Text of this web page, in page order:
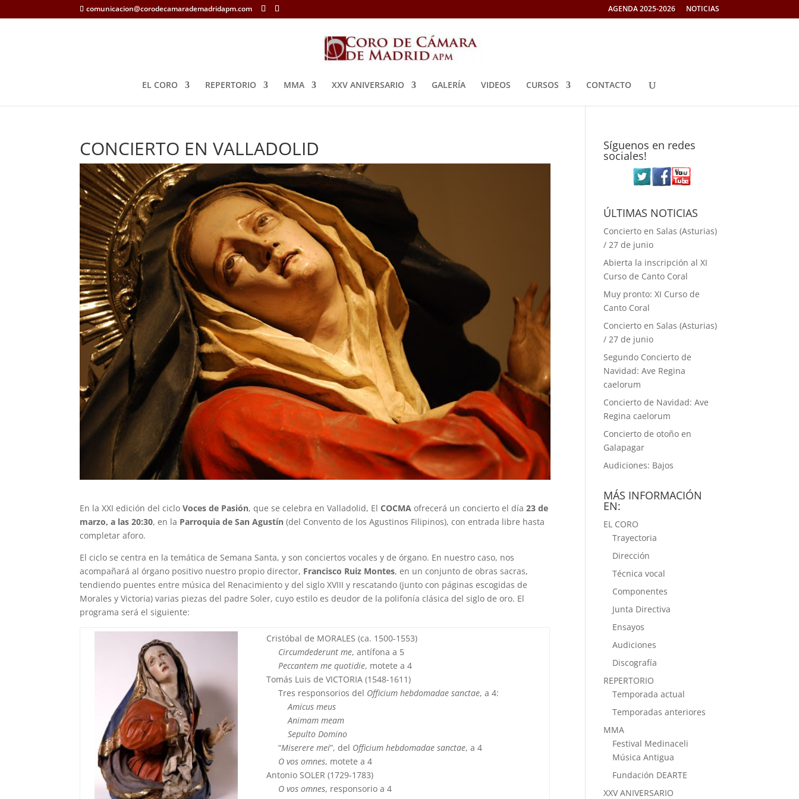
comunicacion@corodecamarademadridapm.com AGENDA 2025-2026 NOTICIAS
EL CORO REPERTORIO MMA XXV ANIVERSARIO GALERÍA VIDEOS CURSOS CONTACTO
CONCIERTO EN VALLADOLID
En la XXI edición del cicloVoces de Pasión, que se celebra en Valladolid, ElCOCMA ofrecerá un concierto el día23 de
marzo, a las 20:30, en la Parroquia de San Agustín (del Convento de los Agustinos Filipinos), con entrada libre hasta
completar aforo.
El ciclo se centra en la temática de Semana Santa, y son conciertos vocales y de órgano. En nuestro caso, nos
acompañará al órgano positivo nuestro propio director, Francisco Ruiz Montes, en un conjunto de obras sacras,
tendiendo puentes entre música del Renacimiento y del siglo XVIII y rescatando (junto con páginas escogidas de
Morales y Victoria) varias piezas del padre Soler, cuyo estilo es deudor de la polifonía clásica del siglo de oro. El
programa será el siguiente:
Cristóbal de MORALES (ca. 1500-1553)
Circumdederunt me, antífona a 5
Peccantem me quotidie, motete a 4
Tomás Luis de VICTORIA (1548-1611)
Tres responsorios del Officium hebdomadae sanctae, a 4:
Amicus meus
Animam meam
Sepulto Domino
“Miserere mei”, del Officium hebdomadae sanctae, a 4
O vos omnes, motete a 4
Antonio SOLER (1729-1783)
O vos omnes, responsorio a 4
Síguenos en redes
sociales!
ÚLTIMAS NOTICIAS
Concierto en Salas (Asturias)
/ 27 de junio
Abierta la inscripción al XI
Curso de Canto Coral
Muy pronto: XI Curso de
Canto Coral
Concierto en Salas (Asturias)
/ 27 de junio
Segundo Concierto de
Navidad: Ave Regina
caelorum
Concierto de Navidad: Ave
Regina caelorum
Concierto de otoño en
Galapagar
Audiciones: Bajos
MÁS INFORMACIÓN
EN:
EL CORO
Trayectoria
Dirección
Técnica vocal
Componentes
Junta Directiva
Ensayos
Audiciones
Discografía
REPERTORIO
Temporada actual
Temporadas anteriores
MMA
Festival Medinaceli
Música Antigua
Fundación DEARTE
XXV ANIVERSARIO